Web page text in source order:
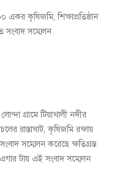
একর কৃষিজমি, শিক্ষাপ্রতিষ্ঠান
সংবাদ সম্মেলন
গ্রামে টিয়াখালী নদীর
রাস্তাঘাট, কৃষিজমি রক্ষায়
সম্মেলন করেছে ক্ষতিগ্রস্ত
টায় এই সংবাদ সম্মেলন